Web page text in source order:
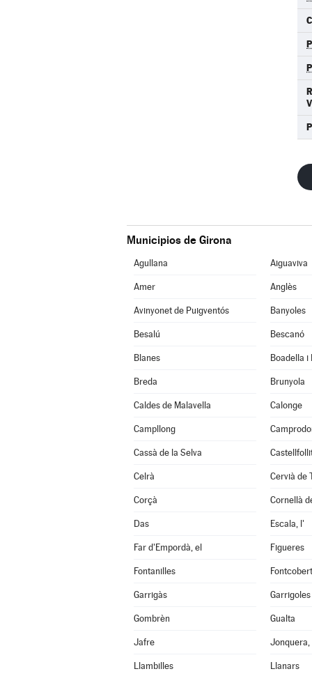
Municipios de Girona
Agullana Aiguaviva
Amer Anglès
Avinyonet de Puigventós Banyoles
Besalú Bescanó
Blanes Boadella i
Breda Brunyola
Caldes de Malavella Calonge
Campllong
Cassà de la Selva
Celrà Cervià de
Corçà Cornellà
Das Escala, l'
Far d'Empordà, el Figueres
Fontanilles
Garrigàs Garrigoles
Gombrèn Gualta
Jafre Jonquera,
Llambilles Llanars